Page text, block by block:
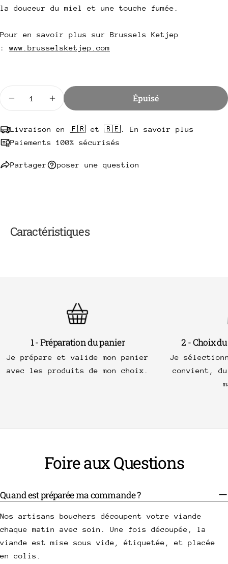
la douceur du miel et une touche fumée.
Pour en savoir plus sur Brussels Ketjep
:www.brusselsketjep.com
Diminuer la quantité pour Sauce cowboy 300ml -
Augmenter la quantité pour Sauce
Épuisé
Livraison en 🇫🇷 et 🇧🇪. En savoir plus
Paiements 100% sécurisés
Partager
Partager
Copie
sur
Facebook
sur
X
sur
Pinterest
poser une question
Envoyer une question
Caractéristiques
1 - Préparation du panier
Je prépare et valide mon panier
avec les produits de mon choix.
2 - Choix
Je
convient,
Foire aux Questions
Quand est préparée ma commande ?
Nos artisans bouchers découpent votre viande
chaque matin avec soin. Une fois découpée, la
viande est mise sous vide, étiquetée, et placée
en colis.